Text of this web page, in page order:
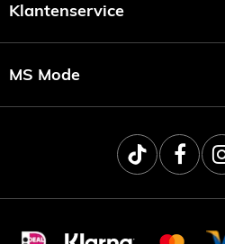
Klantenservice
MS Mode